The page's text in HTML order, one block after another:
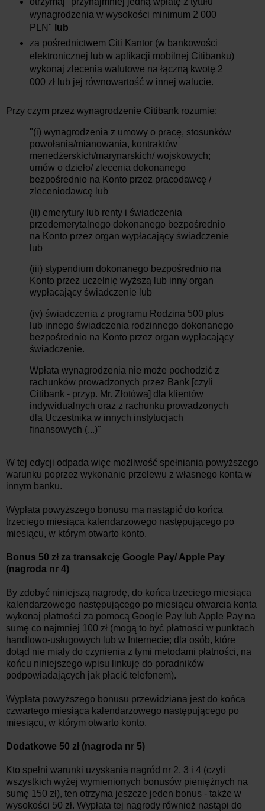
wynagrodzenia w wysokości minimum 2 000
PLN" lub
za pośrednictwem Citi Kantor (w bankowości
elektronicznej lub w aplikacji mobilnej Citibanku)
wykonaj zlecenia walutowe na łączną kwotę 2
000 zł lub jej równowartość w innej walucie.
Przy czym przez wynagrodzenie Citibank rozumie:
"(i) wynagrodzenia z umowy o pracę, stosunków
powołania/mianowania, kontraktów
menedżerskich/marynarskich/ wojskowych;
umów o dzieło/ zlecenia dokonanego
bezpośrednio na Konto przez pracodawcę /
zleceniodawcę lub
(ii) emerytury lub renty i świadczenia
przedemerytalnego dokonanego bezpośrednio
na Konto przez organ wypłacający świadczenie
lub
(iii) stypendium dokonanego bezpośrednio na
Konto przez uczelnię wyższą lub inny organ
wypłacający świadczenie lub
(iv) świadczenia z programu Rodzina 500 plus
lub innego świadczenia rodzinnego dokonanego
bezpośrednio na Konto przez organ wypłacający
świadczenie.
Wpłata wynagrodzenia nie może pochodzić z
rachunków prowadzonych przez Bank [czyli
Citibank - przyp. Mr. Złotówa] dla klientów
indywidualnych oraz z rachunku prowadzonych
dla Uczestnika w innych instytucjach
finansowych (...)"
W tej edycji odpada więc możliwość spełniania powyższego
warunku poprzez wykonanie przelewu z własnego konta w
innym banku.
Wypłata powyższego bonusu ma nastąpić do końca
trzeciego miesiąca kalendarzowego następującego po
miesiącu, w którym otwarto konto.
Bonus 50 zł za transakcję Google Pay/ Apple Pay
(nagroda nr 4)
By zdobyć niniejszą nagrodę, do końca trzeciego miesiąca
kalendarzowego następującego po miesiącu otwarcia konta
wykonaj płatności za pomocą Google Pay lub Apple Pay na
sumę co najmniej 100 zł (mogą to być płatności w punktach
handlowo-usługowych lub w Internecie; dla osób, które
dotąd nie miały do czynienia z tymi metodami płatności, na
końcu niniejszego wpisu linkuję do poradników
podpowiadających jak płacić telefonem).
Wypłata powyższego bonusu przewidziana jest do końca
czwartego miesiąca kalendarzowego następującego po
miesiącu, w którym otwarto konto.
Dodatkowe 50 zł (nagroda nr 5)
Kto spełni warunki uzyskania nagród nr 2, 3 i 4 (czyli
wszystkich wyżej wymienionych bonusów pieniężnych na
sumę 150 zł), ten otrzyma jeszcze jeden bonus - także w
wysokości 50 zł. Wypłata tej nagrody również nastąpi do